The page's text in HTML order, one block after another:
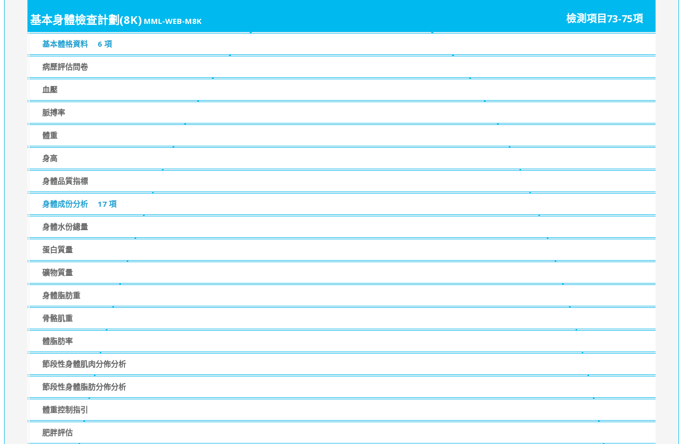
基本身體檢查計劃(8K) MML-WEB-M8K 檢測項目73-75項
基本體格資料 6 項
病歷評估問卷
血壓
脈搏率
體重
身高
身體品質指標
身體成份分析 17 項
身體水份總量
蛋白質量
礦物質量
身體脂肪重
骨骼肌重
體脂肪率
節段性身體肌肉分佈分析
節段性身體脂肪分佈分析
體重控制指引
肥胖評估